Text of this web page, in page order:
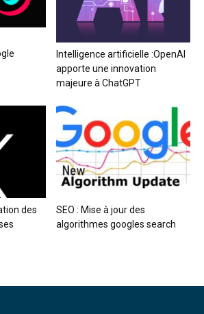
Intelligence artificielle :OpenAI
apporte une innovation
majeure à ChatGPT
des
SEO : Mise à jour des
algorithmes googles search